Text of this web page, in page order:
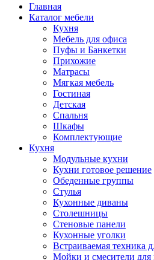
Главная
Каталог мебели
Кухня
Мебель для офиса
Пуфы и Банкетки
Прихожие
Матрасы
Мягкая мебель
Гостиная
Детская
Спальня
Шкафы
Комплектующие
Кухня
Модульные кухни
Кухни готовое решение
Обеденные группы
Стулья
Кухонные диваны
Столешницы
Стеновые панели
Кухонные уголки
Встраиваемая техника
Мойки и смесители для